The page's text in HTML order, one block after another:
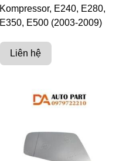
Kompressor, E240, E280,
E350, E500 (2003-2009)
Liên hệ